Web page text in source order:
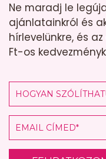
Ne maradj le
ajánlatainkról és
hírlevelünkre, és
Ft-os